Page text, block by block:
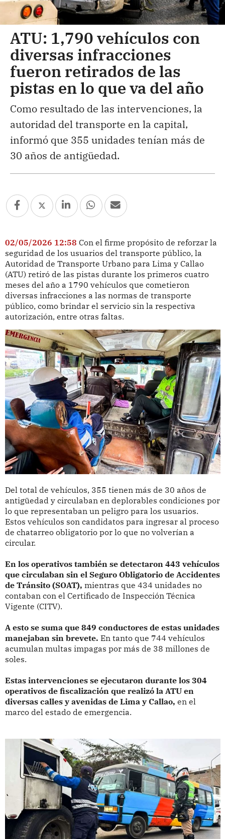
ATU: 1,790 vehículos con
diversas infracciones
fueron retirados de las
pistas en lo que va del año
Como resultado de las intervenciones, la
autoridad del transporte en la capital,
informó que 355 unidades tenían más de
30 años de antigüedad.
02/05/2026 12:58 Con el firme propósito de reforzar la
seguridad de los usuarios del transporte público, la
Autoridad de Transporte Urbano para Lima y Callao
(ATU) retiró de las pistas durante los primeros cuatro
meses del año a 1790 vehículos que cometieron
diversas infracciones a las normas de transporte
público, como brindar el servicio sin la respectiva
autorización, entre otras faltas.
Del total de vehículos, 355 tienen más de 30 años de
antigüedad y circulaban en deplorables condiciones por
lo que representaban un peligro para los usuarios.
Estos vehículos son candidatos para ingresar al proceso
de chatarreo obligatorio por lo que no volverían a
circular.
En los operativos también se detectaron 443 vehículos
que circulaban sin el Seguro Obligatorio de Accidentes
de Tránsito (SOAT), mientras que 434 unidades no
contaban con el Certificado de Inspección Técnica
Vigente (CITV).
A esto se suma que 849 conductores de estas unidades
manejaban sin brevete. En tanto que 744 vehículos
acumulan multas impagas por más de 38 millones de
soles.
Estas intervenciones se ejecutaron durante los 304
operativos de fiscalización que realizó la ATU en
diversas calles y avenidas de Lima y Callao, en el
marco del estado de emergencia.